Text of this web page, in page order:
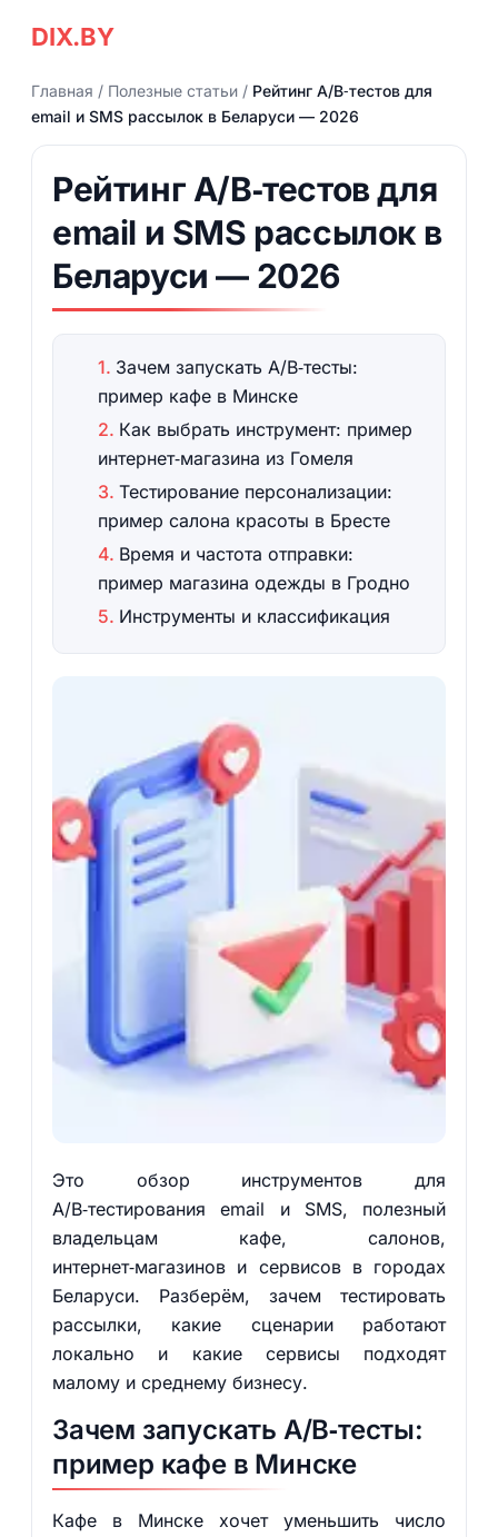
DIX.BY
Главная / Полезные статьи/ Рейтинг A/B‑тестов для
email и SMS рассылок в Беларуси — 2026
Рейтинг A/B‑тестов для
email и SMS рассылок в
Беларуси — 2026
Зачем запускать A/B‑тесты:
пример кафе в Минске
Как выбрать инструмент: пример
интернет‑магазина из Гомеля
Тестирование персонализации:
пример салона красоты в Бресте
Время и частота отправки:
пример магазина одежды в Гродно
Инструменты и классификация
Это обзор инструментов для
A/B‑тестирования email и SMS, полезный
владельцам кафе, салонов,
интернет‑магазинов и сервисов в городах
Беларуси. Разберём, зачем тестировать
рассылки, какие сценарии работают
локально и какие сервисы подходят
малому и среднему бизнесу.
Зачем запускать A/B‑тесты:
пример кафе в Минске
Кафе в Минске хочет уменьшить число